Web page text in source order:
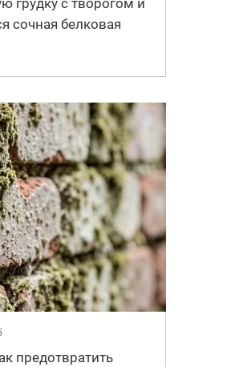
грудку с творогом и
сочная белковая
предотвратить